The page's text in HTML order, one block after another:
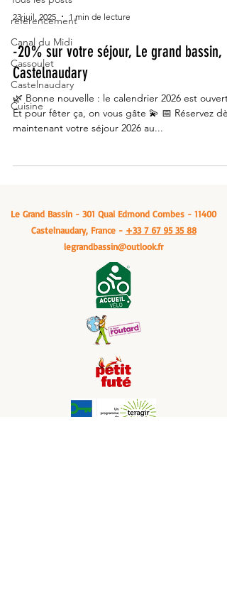
référencement
Canal du Midi
Cassoulet
Castelnaudary
Cuisine
23 juil. 2025 1 min de lecture
-20% sur votre séjour, Le grand bassin,
Castelnaudary
🌿 Bonne nouvelle : le calendrier 2026 est ouvert
Et pour fêter ça, on vous gâte 💫 📅 Réservez dès
maintenant votre séjour 2026 au...
Le Grand Bassin - 301 Quai Edmond Combes - 11400
Castelnaudary, France - +33 7 67 95 35 88
legrandbassin@outlook.fr